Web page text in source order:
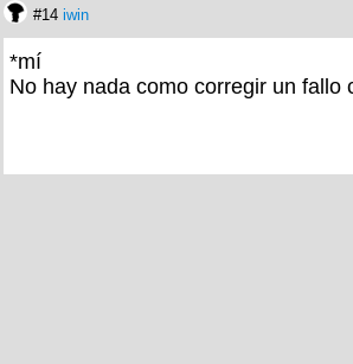
#14 iwin
*mí
No hay nada como corregir un fallo